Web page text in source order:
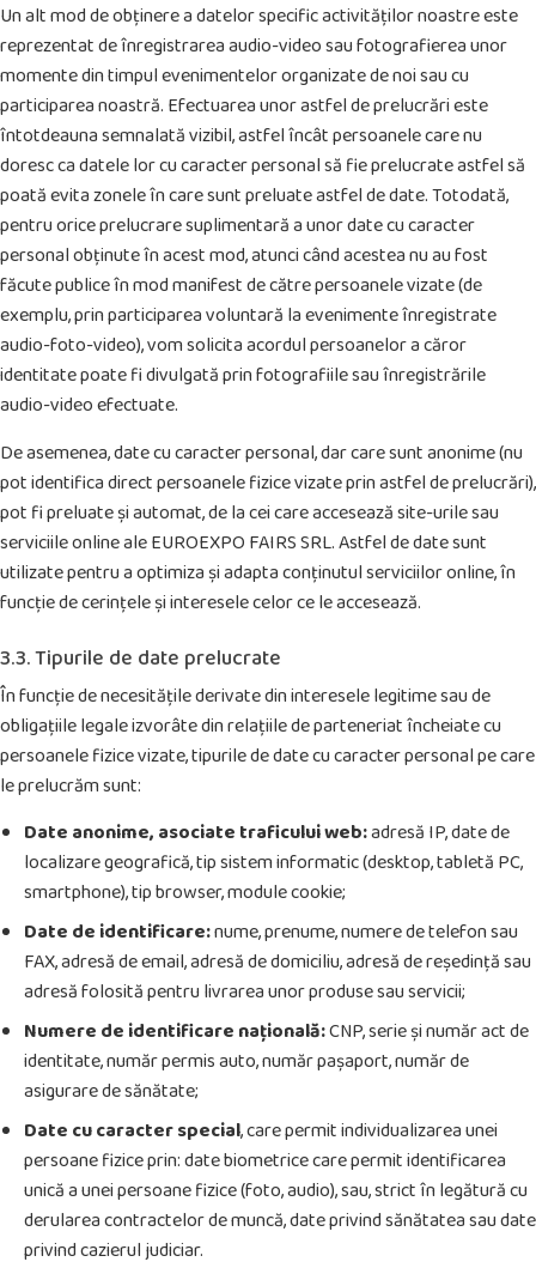
Un alt mod de obținere a datelor specific activităților noastre este
reprezentat de înregistrarea audio-video sau fotografierea unor
momente din timpul evenimentelor organizate de noi sau cu
participarea noastră. Efectuarea unor astfel de prelucrări este
întotdeauna semnalată vizibil, astfel încât persoanele care nu
doresc ca datele lor cu caracter personal să fie prelucrate astfel să
poată evita zonele în care sunt preluate astfel de date. Totodată,
pentru orice prelucrare suplimentară a unor date cu caracter
personal obținute în acest mod, atunci când acestea nu au fost
făcute publice în mod manifest de către persoanele vizate (de
exemplu, prin participarea voluntară la evenimente înregistrate
audio-foto-video), vom solicita acordul persoanelor a căror
identitate poate fi divulgată prin fotografiile sau înregistrările
audio-video efectuate.
De asemenea, date cu caracter personal, dar care sunt anonime (nu
pot identifica direct persoanele fizice vizate prin astfel de prelucrări),
pot fi preluate și automat, de la cei care accesează site-urile sau
serviciile online ale EUROEXPO FAIRS SRL. Astfel de date sunt
utilizate pentru a optimiza și adapta conținutul serviciilor online, în
funcție de cerințele și interesele celor ce le accesează.
3.3. Tipurile de date prelucrate
În funcție de necesitățile derivate din interesele legitime sau de
obligațiile legale izvorâte din relațiile de parteneriat încheiate cu
persoanele fizice vizate, tipurile de date cu caracter personal pe care
le prelucrăm sunt:
Date anonime, asociate traficului web:adresă IP, date de
localizare geografică, tip sistem informatic (desktop, tabletă PC,
smartphone), tip browser, module cookie;
Date de identificare:nume, prenume, numere de telefon sau
FAX, adresă de email, adresă de domiciliu, adresă de reședință sau
adresă folosită pentru livrarea unor produse sau servicii;
Numere de identificare națională:CNP, serie și număr act de
identitate, număr permis auto, număr pașaport, număr de
asigurare de sănătate;
Date cu caracter special, care permit individualizarea unei
persoane fizice prin: date biometrice care permit identificarea
unică a unei persoane fizice (foto, audio), sau, strict în legătură cu
derularea contractelor de muncă, date privind sănătatea sau date
privind cazierul judiciar.